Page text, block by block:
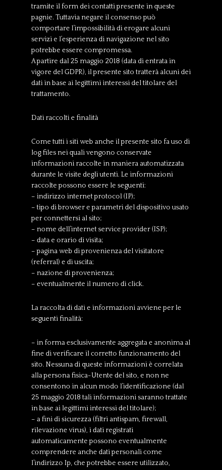
tramite il form dei contatti presente in queste
pagnie. Tuttavia negare il consenso può
comportare l’impossibilità di erogare alcuni
servizi e l’esperienza di navigazione nel sito
potrebbe essere compromessa.
A partire dal 25 maggio 2018 (data di entrata in
vigore del GDPR), il presente sito tratterà alcuni dei
dati in base ai legittimi interessi del titolare del
trattamento.
Dati raccolti e finalità
Come tutti i siti web anche il presente sito fa uso di
log files nei quali vengono conservate
informazioni raccolte in maniera automatizzata
durante le visite degli utenti. Le informazioni
raccolte possono essere le seguenti:
– indirizzo internet protocol (IP);
– tipo di browser e parametri del dispositivo usato
per connettersi al sito;
– nome dell’internet service provider (ISP);
– data e orario di visita;
– pagina web di provenienza del visitatore
(referral) e di uscita;
– nazione di provenienza;
– eventualmente il numero di click.
La raccolta di dati e informazioni avviene per le
seguenti finalità:
– in forma esclusivamente aggregata e anonima al
fine di verificare il corretto funzionamento del
sito. Nessuna di queste informazioni è correlata
alla persona fisica-Utente del sito, e non ne
consentono in alcun modo l’identificazione (dal
25 maggio 2018 tali informazioni saranno trattate
in base ai legittimi interessi del titolare);
– a fini di sicurezza (filtri antispam, firewall,
rilevazione virus), i dati registrati
automaticamente possono eventualmente
comprendere anche dati personali come
l’indirizzo Ip, che potrebbe essere utilizzato,